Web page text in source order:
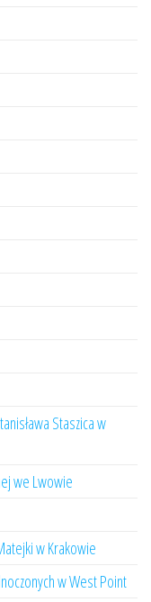
Staszica w
we Lwowie
w Krakowie
w West Point